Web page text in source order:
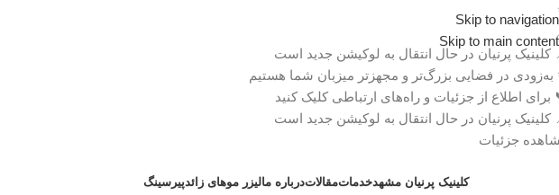
Skip to navigation
Skip to main content
کلینیک پرنیان در حال انتقال به لوکیشن جدید است
به‌زودی در فضایی بزرگ‌تر و مجهزتر میزبان شما هستیم
برای اطلاع از جزئیات و راه‌های ارتباطی کلیک کنید
کلینیک پرنیان در حال انتقال به لوکیشن جدید است
جزئیات
کلینیک پرنیان مشهدخدماتمقالاتدرباره مالیزر موهای زائدپیرسینگ